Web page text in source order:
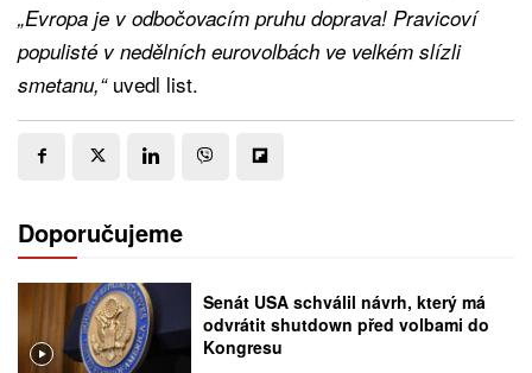
„Evropa je v odbočovacím pruhu doprava! Pravicoví
populisté v nedělních eurovolbách ve velkém slízli
smetanu,“uvedl list.
Doporučujeme
Senát USA schválil návrh, který má
odvrátit shutdown před volbami do
Kongresu